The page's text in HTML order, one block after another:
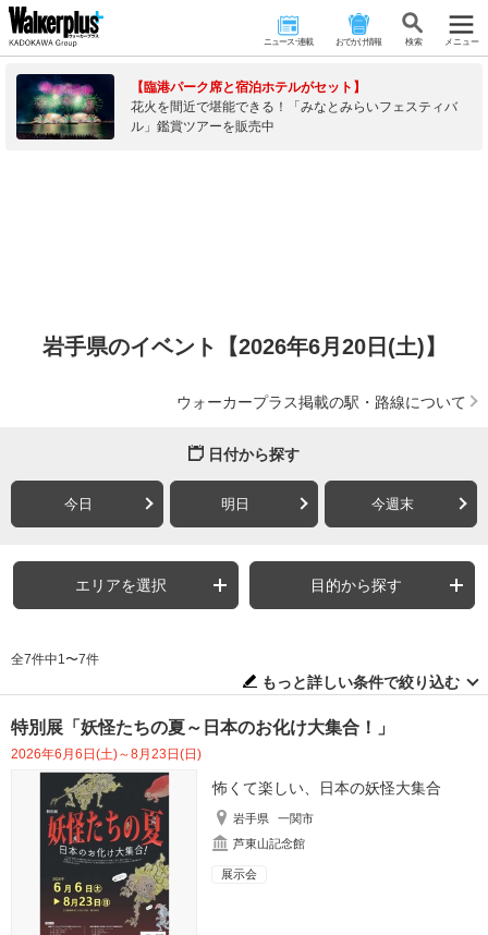
ニュース･連載 おでかけ情報 検 索 メニュー
【臨港パーク席と宿泊ホテルがセット】
花火を間近で堪能できる！「みなとみらいフェスティバ
ル」鑑賞ツアーを販売中
岩手県のイベント【2026年6月20日(土)】
ウォーカープラス掲載の駅・路線について
日付から探す
今日 明日 今週末
エリアを選択 目的から探す
全7件中1〜7件
もっと詳しい条件で絞り込む
特別展「妖怪たちの夏～日本のお化け大集合！」
2026年6月6日(土)～8月23日(日)
怖くて楽しい、日本の妖怪大集合
岩手県
一関市
芦東山記念館
展示会